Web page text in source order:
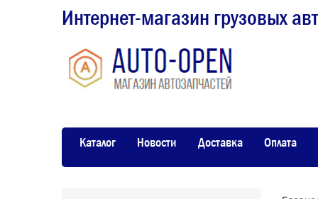
Интернет-магазин грузовых
Каталог Новости Доставка Оплата